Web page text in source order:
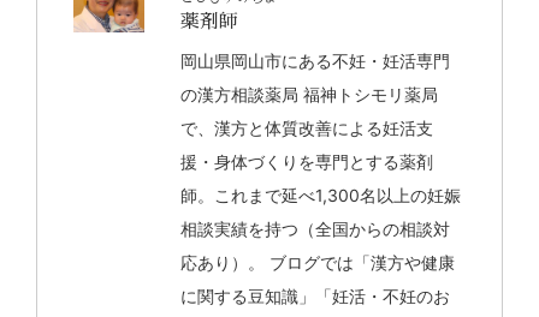
薬剤師
岡山県岡山市にある不妊・妊活専門
の漢方相談薬局 福神トシモリ薬局
で、漢方と体質改善による妊活支
援・身体づくりを専門とする薬剤
師。これまで延べ1,300名以上の妊娠
相談実績を持つ（全国からの相談対
応あり）。 ブログでは「漢方や健康
に関する豆知識」「妊活・不妊のお